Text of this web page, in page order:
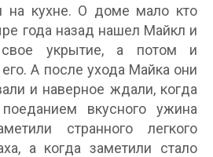
на кухне. О доме мало кто
года назад нашел Майкл и
укрытие, а потом и
А после ухода Майка они
и наверное ждали, когда
вкусного ужина
странного легкого
а когда заметили стало